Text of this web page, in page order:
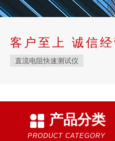
客户至上 诚信经
直流电阻快速测试仪
产品分类
PRODUCT CATEGORY